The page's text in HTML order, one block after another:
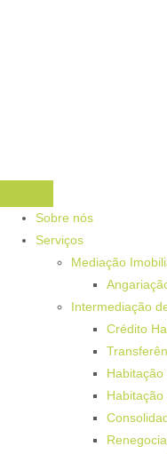
Sobre nós
Serviços
Mediação
Intermediação
Crédito
Habitação